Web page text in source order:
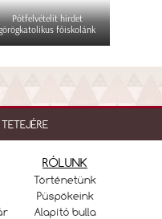
Pótfelvételit hirdet
főiskolánk
RÓLUNK
Történetünk
Püspökeink
Alapító bulla